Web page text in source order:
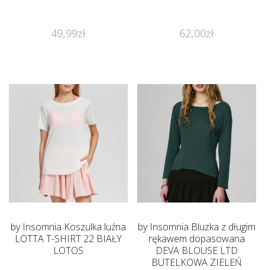
49,99zł 62,00zł
by Insomnia Koszulka luźna
LOTTA T-SHIRT 22 BIAŁY
LOTOS
by Insomnia Bluzka z długim
rękawem dopasowana
DEVA BLOUSE LTD
BUTELKOWA ZIELEŃ